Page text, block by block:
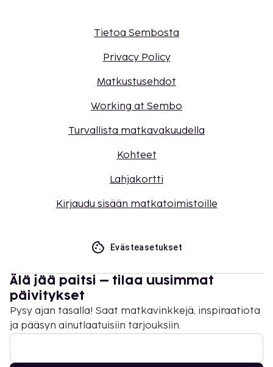
Tietoa Sembosta
Privacy Policy
Matkustusehdot
Working at Sembo
Turvallista matkavakuudella
Kohteet
Lahjakortti
Kirjaudu sisään matkatoimistoille
Evästeasetukset
Älä jää paitsi – tilaa uusimmat
päivitykset
Pysy ajan tasalla! Saat matkavinkkejä, inspiraatiota
ja pääsyn ainutlaatuisiin tarjouksiin.